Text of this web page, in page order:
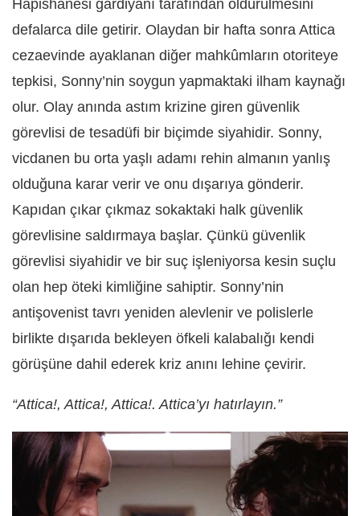
Hapishanesi gardiyanı tarafından öldürülmesini
defalarca dile getirir. Olaydan bir hafta sonra Attica
cezaevinde ayaklanan diğer mahkûmların otoriteye
tepkisi, Sonny’nin soygun yapmaktaki ilham kaynağı
olur. Olay anında astım krizine giren güvenlik
görevlisi de tesadüfi bir biçimde siyahidir. Sonny,
vicdanen bu orta yaşlı adamı rehin almanın yanlış
olduğuna karar verir ve onu dışarıya gönderir.
Kapıdan çıkar çıkmaz sokaktaki halk güvenlik
görevlisine saldırmaya başlar. Çünkü güvenlik
görevlisi siyahidir ve bir suç işleniyorsa kesin suçlu
olan hep öteki kimliğine sahiptir. Sonny’nin
antişovenist tavrı yeniden alevlenir ve polislerle
birlikte dışarıda bekleyen öfkeli kalabalığı kendi
görüşüne dahil ederek kriz anını lehine çevirir.
“Attica!, Attica!, Attica!. Attica’yı hatırlayın.”